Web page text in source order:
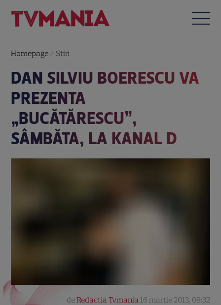
Homepage / Știri
DAN SILVIU BOERESCU VA
PREZENTA
„BUCĂTĂRESCU”,
SÂMBĂTA, LA KANAL D
deRedactia Tvmania 16 martie 2013, 08:32